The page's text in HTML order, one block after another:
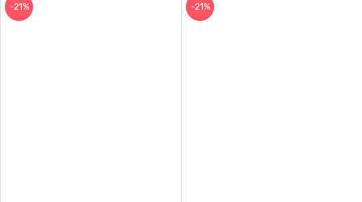
-21% -21%